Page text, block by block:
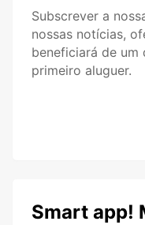
Subscrever a
nossas notícias,
beneficiará de um
primeiro aluguer.
Smart app!